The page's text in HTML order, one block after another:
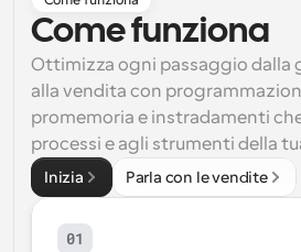
Programmazione
supportate
Flussi di lavoro
Automatizzare la
Blog
Rimani aggiornato con le
Riunioni Instantanee
Come funziona
Ottimizza ogni passaggio dalla
alla vendita con
promemoria e instradamenti
processi e agli strumenti della
Inizia Parla con le vendite
01